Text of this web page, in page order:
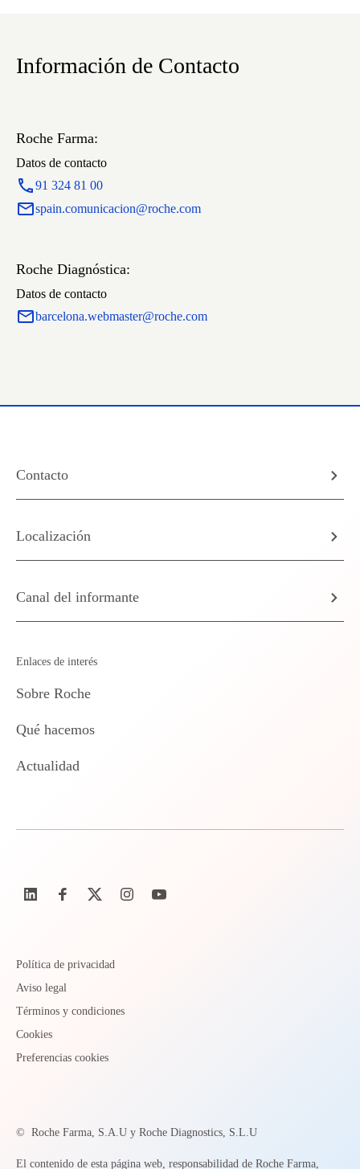
Información de Contacto
Roche Farma:
Datos de contacto
91 324 81 00
spain.comunicacion@roche.com
Roche Diagnóstica:
Datos de contacto
barcelona.webmaster@roche.com
Contacto
Localización
Canal del informante
Enlaces de interés
Sobre Roche
Qué hacemos
Actualidad
Política de privacidad
Aviso legal
Términos y condiciones
Cookies
Preferencias cookies
© Roche Farma, S.A.U y Roche Diagnostics, S.L.U
El contenido de esta página web, responsabilidad de Roche Farma,